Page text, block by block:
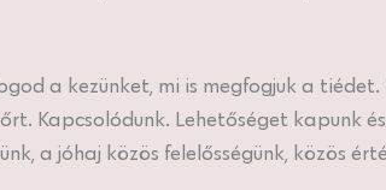
a kezünket, mi is megfogjuk a tiédet.
Kapcsolódunk. Lehetőséget kapunk
a jóhaj közös felelősségünk, közös